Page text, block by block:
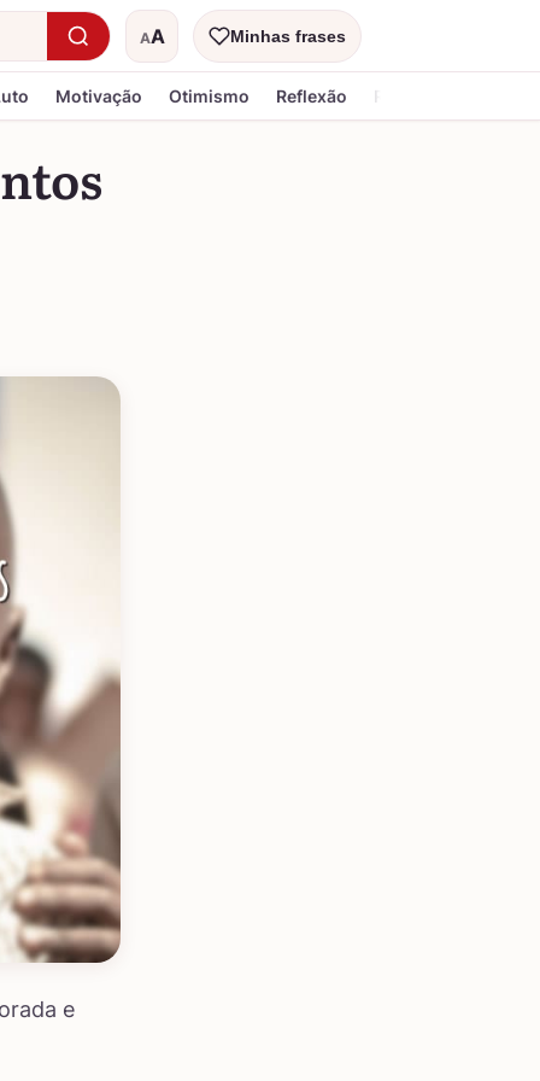
AA
Tamanho do textoMinhas frases
Motivação Otimismo Reflexão Religiosa
e